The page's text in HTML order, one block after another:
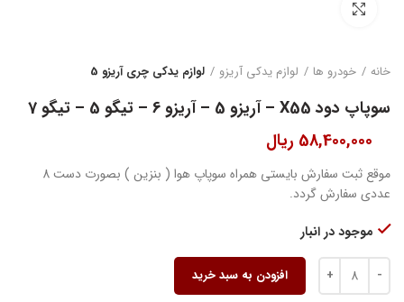
خانه خودرو ها لوازم یدکی آریزو لوازم یدکی چری آریزو 5
سوپاپ دود X55 – آریزو 5 – آریزو 6 – تیگو 5 – تیگو 7
58,400,000 ریال
موقع ثبت سفارش بایستی همراه سوپاپ هوا ( بنزین ) بصورت دست 8
عددی سفارش گردد.
موجود در انبار
افزودن به سبد خرید